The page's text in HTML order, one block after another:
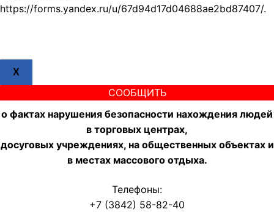
https://forms.yandex.ru/u/67d94d17d04688ae2bd87407/.
X
СООБЩИТЬ
о фактах нарушения безопасности нахождения людей
в торговых центрах,
досуговых учреждениях, на общественных объектах и
в местах массового отдыха.
Телефоны:
+7 (3842) 58-82-40